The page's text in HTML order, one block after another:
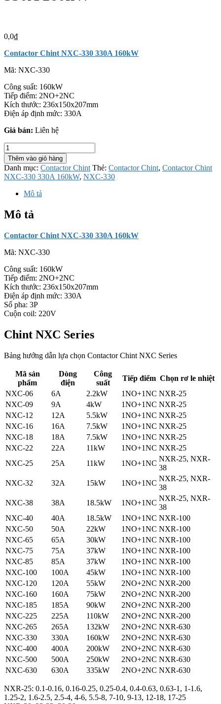
0,0₫
Contactor Chint NXC-330 330A 160kW
Mã: NXC-330
Công suất: 160kW
Tiếp điểm: 2NO+2NC
Kích thước: 236x150x207mm
Điện áp định mức: 330A
Giá bán: Liên hệ
Contactor
Chint
NXC-
330
330A
160kW
lượng
Thêm vào giỏ hàng
Danh mục: Contactor Chint Thẻ: Contactor Chint, Contactor Chint
NXC-330 330A 160kW, NXC-330
Mô tả
Mô tả
Contactor Chint NXC-330 330A 160kW
Mã: NXC-330
Công suất: 160kW
Tiếp điểm: 2NO+2NC
Kích thước: 236x150x207mm
Điện áp định mức: 330A
Số pha: 3P
Cuộn coil: 220V
Chint NXC Series
Bảng hướng dẫn lựa chọn Contactor Chint NXC Series
Mã sản
phẩm
Dòng
điện
Công
suất
Tiếp điểm Chọn rơ le nhiệt
NXC-06
6A 2.2kW 1NO+1NC NXR-25
NXC-09
9A 4kW 1NO+1NC NXR-25
NXC-12
12A 5.5kW 1NO+1NC NXR-25
NXC-16
16A 7.5kW 1NO+1NC NXR-25
NXC-18
18A 7.5kW 1NO+1NC NXR-25
NXC-22
22A 11kW 1NO+1NC NXR-25
NXC-25
25A 11kW 1NO+1NC
NXR-25, NXR-
38
NXC-32
32A 15kW 1NO+1NC
NXR-25, NXR-
38
NXC-38
38A 18.5kW 1NO+1NC
NXR-25, NXR-
38
NXC-40
40A 18.5kW 1NO+1NC NXR-100
NXC-50
50A 22kW 1NO+1NC NXR-100
NXC-65
65A 30kW 1NO+1NC NXR-100
NXC-75
75A 37kW 1NO+1NC NXR-100
NXC-85
85A 37kW 1NO+1NC NXR-100
NXC-100
100A 45kW 1NO+1NC NXR-100
NXC-120
120A 55kW 2NO+2NC NXR-200
NXC-160
160A 75kW 2NO+2NC NXR-200
NXC-185
185A 90kW 2NO+2NC NXR-200
NXC-225
225A 110kW 2NO+2NC NXR-200
NXC-265
265A 132kW 2NO+2NC NXR-630
NXC-330
330A 160kW 2NO+2NC NXR-630
NXC-400
400A 200kW 2NO+2NC NXR-630
NXC-500
500A 250kW 2NO+2NC NXR-630
NXC-630
630A 335kW 2NO+2NC NXR-630
NXR-25: 0.1-0.16, 0.16-0.25, 0.25-0.4, 0.4-0.63, 0.63-1, 1-1.6,
1.25-2, 1.6-2.5, 2.5-4, 4-6, 5.5-8, 7-10, 9-13, 12-18, 17-25